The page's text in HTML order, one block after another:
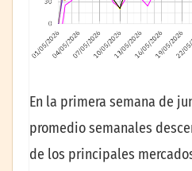
En la primera semana de
promedio semanales
de los principales